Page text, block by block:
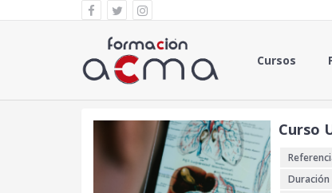
Cursos
Curso
Duración